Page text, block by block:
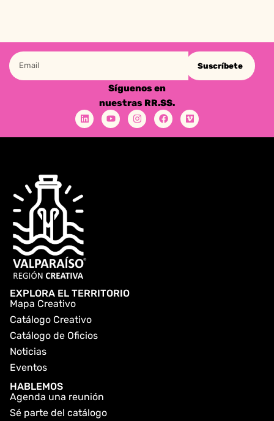
Suscríbete
Síguenos en
nuestras RR.SS.
EXPLORA EL TERRITORIO
Mapa Creativo
Catálogo Creativo
Catálogo de Oficios
Noticias
Eventos
HABLEMOS
Agenda una reunión
Sé parte del catálogo